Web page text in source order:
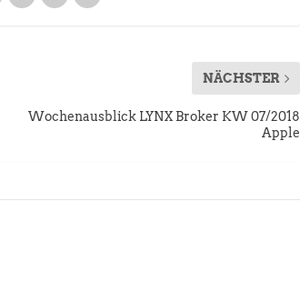
NÄCHSTER
Wochenausblick LYNX Broker KW 07/2018
Apple